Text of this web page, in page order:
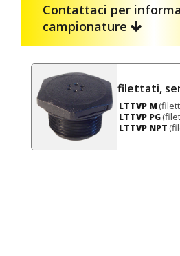
Contattaci per
campionature
filettati,
LTTVP M
LTTVP PG
LTTVP NPT